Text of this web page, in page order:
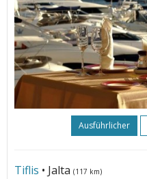
Ausführlicher
Tiflis • Jalta (117 km)